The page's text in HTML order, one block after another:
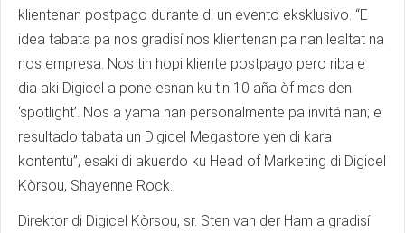
klientenan postpago durante di un evento eksklusivo. “E
idea tabata pa nos gradisí nos klientenan pa nan lealtat na
nos empresa. Nos tin hopi kliente postpago pero riba e
dia aki Digicel a pone esnan ku tin 10 aña òf mas den
‘spotlight’. Nos a yama nan personalmente pa invitá nan; e
resultado tabata un Digicel Megastore yen di kara
kontentu”, esaki di akuerdo ku Head of Marketing di Digicel
Kòrsou, Shayenne Rock.
Direktor di Digicel Kòrsou, sr. Sten van der Ham a gradisí